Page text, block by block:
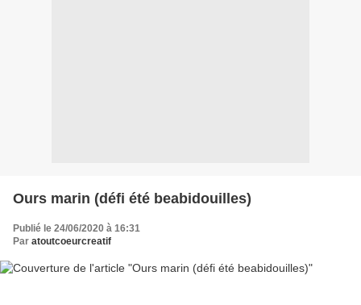
Ours marin (défi été beabidouilles)
Publié le 24/06/2020 à 16:31
Par atoutcoeurcreatif